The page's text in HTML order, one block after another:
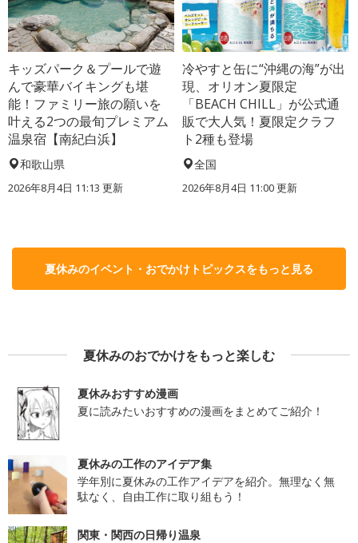
キッズパーク＆プールで遊
んで豪華バイキングも堪
能！ファミリー旅の願いを
叶える2つの最旬プレミアム
温泉宿【南紀白浜】
和歌山県
2026年8月4日 11:13 更新
冷やすと缶に“沖縄の海”が出
現、オリオン夏限定
「BEACH CHILL」が公式通
販で大人気！夏限定クラフ
ト2種も登場
全国
2026年8月4日 11:00更新
夏休みのイベント・おでかけトピックスをもっと見る
夏休みのおでかけをもっと楽しむ
夏休みおすすめ漫画
夏に読みたいおすすめの漫画をまとめてご紹介！
夏休みの工作のアイデア集
学年別に夏休みの工作アイデアを紹介。無理なく無
駄なく、自由工作に取り組もう！
関東・関西の日帰り温泉